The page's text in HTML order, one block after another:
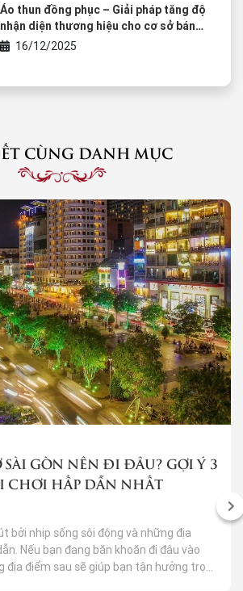
Áo thun đồng phục – Giải pháp tăng độ
nhận diện thương hiệu cho cơ sở bán
rượu vang
16/12/2025
CÙNG DANH MỤC
SÀI GÒN NÊN ĐI ĐÂU? GỢI Ý 3
HẤP DẪN NHẤT
bởi nhịp sống sôi động và những địa
Nếu bạn đang băn khoăn đi đâu vào
địa điểm sau sẽ giúp bạn tận hưởng trọn